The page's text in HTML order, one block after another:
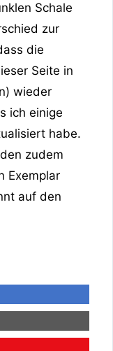
Schale
zur
die
Seite in
wieder
ich einige
habe.
zudem
Exemplar
auf den